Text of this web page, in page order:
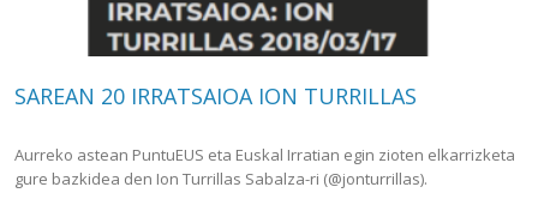
SAREAN 20 IRRATSAIOA ION TURRILLAS
Aurreko astean PuntuEUS eta Euskal Irratian egin zioten elkarrizketa
gure bazkidea den Ion Turrillas Sabalza-ri (@jonturrillas).